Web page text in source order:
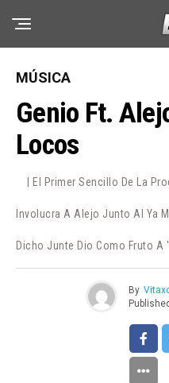
MÚSICA
Genio Ft.
Locos
| El Primer Sencillo De La
Involucra A Alejo Junto Al Ya
Dicho Junte Dio Como Fruto A
By
Published